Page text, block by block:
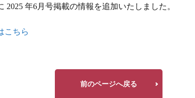
2025 年6月号掲載の情報を追加いたしました。
こちら
前のページへ戻る